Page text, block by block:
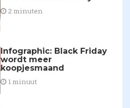
2 minuten
Infographic: Black Friday
wordt meer
koopjesmaand
1 minuut